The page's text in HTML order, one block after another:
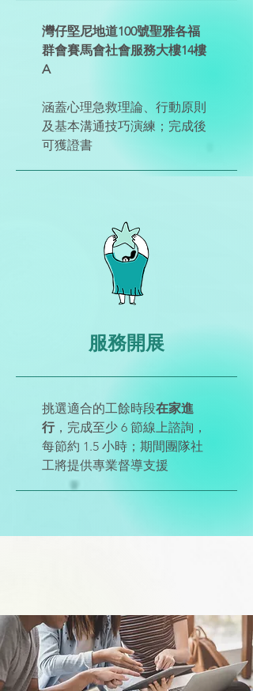
灣仔堅尼地道100號聖雅各福
群會賽馬會社會服務大樓14樓
A
涵蓋心理急救理論、行動原則
及基本溝通技巧演練；完成後
可獲證書
服務開展
挑選適合的工餘時段在家進
行，完成至少 6 節線上諮詢，
每節約 1.5 小時；期間團隊社
工將提供專業督導支援